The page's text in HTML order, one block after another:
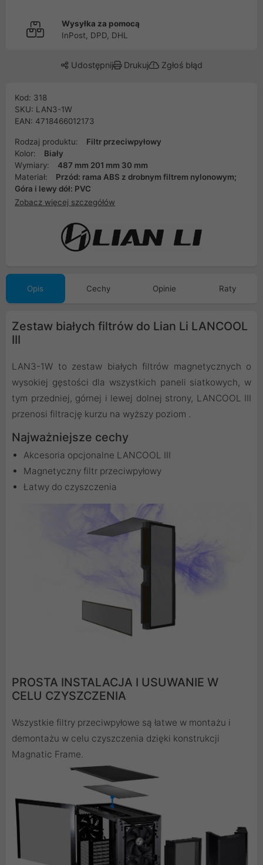
Wysyłka za pomocą
InPost, DPD, DHL
Udostępnij Drukuj Zgłoś błąd
Kod: 318
SKU: LAN3-1W
EAN: 4718466012173
Rodzaj produktu:
Filtr przeciwpyłowy
Kolor:
Biały
Wymiary:
487 mm 201 mm 30 mm
Materiał:
Przód: rama ABS z drobnym filtrem nylonowym;
Góra i lewy dół: PVC
Zobacz więcej szczegółów
Opis Cechy Opinie Raty
Zestaw białych filtrów do Lian Li LANCOOL
III
LAN3-1W to zestaw białych filtrów magnetycznych o
wysokiej gęstości dla wszystkich paneli siatkowych, w
tym przedniej, górnej i lewej dolnej strony, LANCOOL III
przenosi filtrację kurzu na wyższy poziom .
Najważniejsze cechy
Akcesoria opcjonalne LANCOOL III
Magnetyczny filtr przeciwpyłowy
Łatwy do czyszczenia
PROSTA INSTALACJA I USUWANIE W
CELU CZYSZCZENIA
Wszystkie filtry przeciwpyłowe są łatwe w montażu i
demontażu w celu czyszczenia dzięki konstrukcji
Magnatic Frame.